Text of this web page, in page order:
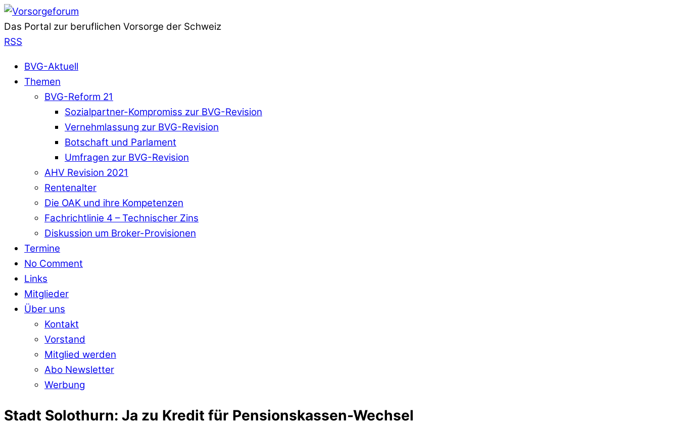
Das Portal zur beruflichen Vorsorge der Schweiz
RSS
BVG-Aktuell
Themen
BVG-Reform 21
Sozialpartner-Kompromiss zur BVG-Revision
Vernehmlassung zur BVG-Revision
Botschaft und Parlament
Umfragen zur BVG-Revision
AHV Revision 2021
Rentenalter
Die OAK und ihre Kompetenzen
Fachrichtlinie 4 – Technischer Zins
Diskussion um Broker-Provisionen
Termine
No Comment
Links
Mitglieder
Über uns
Kontakt
Vorstand
Mitglied werden
Abo Newsletter
Werbung
Stadt Solothurn: Ja zu Kredit für Pensionskassen-Wechsel